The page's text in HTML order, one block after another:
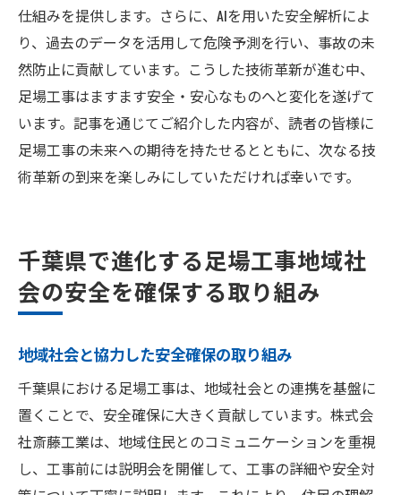
仕組みを提供します。さらに、AIを用いた安全解析によ
り、過去のデータを活用して危険予測を行い、事故の未
然防止に貢献しています。こうした技術革新が進む中、
足場工事はますます安全・安心なものへと変化を遂げて
います。記事を通じてご紹介した内容が、読者の皆様に
足場工事の未来への期待を持たせるとともに、次なる技
術革新の到来を楽しみにしていただければ幸いです。
千葉県で進化する足場工事地域社
会の安全を確保する取り組み
地域社会と協力した安全確保の取り組み
千葉県における足場工事は、地域社会との連携を基盤に
置くことで、安全確保に大きく貢献しています。株式会
社斎藤工業は、地域住民とのコミュニケーションを重視
し、工事前には説明会を開催して、工事の詳細や安全対